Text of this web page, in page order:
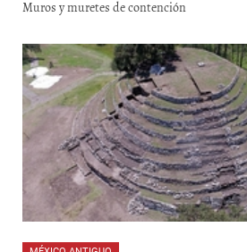
Muros y muretes de contención